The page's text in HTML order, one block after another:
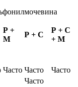
Р +
М
Р + С
Р + С
+ М
Часто Часто
Часто
Часто